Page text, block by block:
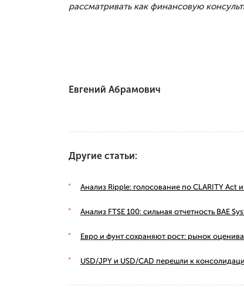
рассматривать как финансовую
Евгений Абрамович
Другие статьи:
Анализ Ripple: голосование по CLARITY Act
Анализ FTSE 100: сильная отчетность BAE
Евро и фунт сохраняют рост: рынок
USD/JPY и USD/CAD перешли к